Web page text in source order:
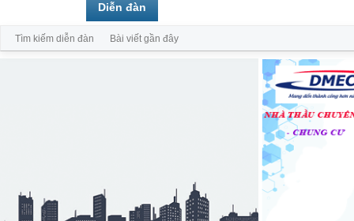
Diễn đàn
Tìm kiếm diễn đàn Bài viết gần đây